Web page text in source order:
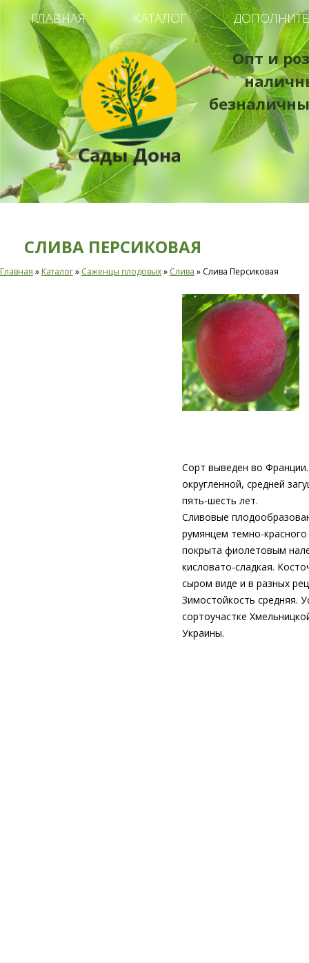
ГЛАВНАЯ КАТАЛОГ
Опт и
СЛИВА ПЕРСИКОВАЯ
Главная » Каталог» Саженцы плодовых» Слива » Слива Персиковая
Сорт выведен во
округленной, средней
пять-шесть лет.
Сливовые
румянцем темно-
покрыта фиолетовым
кисловато-сладкая.
сыром виде и в разных
Зимостойкость средняя.
сортоучастке
Украины.